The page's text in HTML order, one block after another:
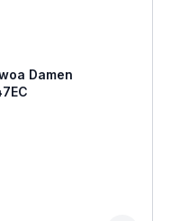
Damen